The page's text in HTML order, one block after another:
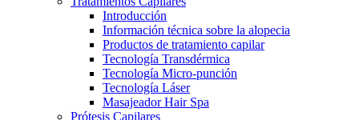
Introducción
Información técnica sobre la alopecia
Productos de tratamiento capilar
Tecnología Transdérmica
Tecnología Micro-punción
Tecnología Láser
Masajeador Hair Spa
Prótesis Capilares